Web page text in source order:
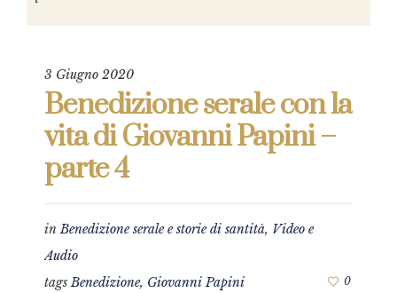
3 Giugno 2020
Benedizione serale con la
vita di Giovanni Papini –
parte 4
inBenedizione serale e storie di santità, Video e
Audio
tagsBenedizione, Giovanni Papini 0